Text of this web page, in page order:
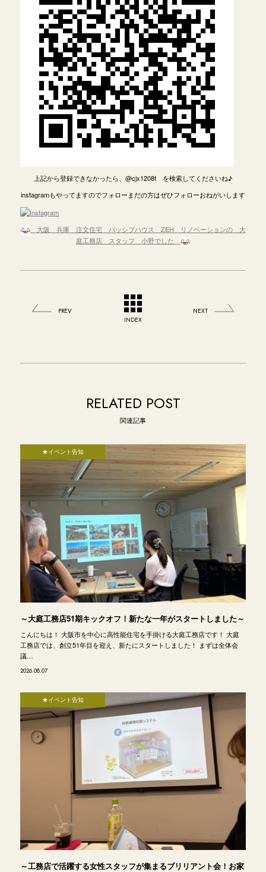
上記から登録できなかったら、@cjx1208f を検索してくださいね♪
instagramもやってますのでフォローまだの方はぜひフォローおねがいします
大阪 兵庫 注文住宅 パッシブハウス ZEH リノベーションの 大
庭工務店 スタッフ 小野でした
PREV
INDEX
NEXT
RELATED POST
関連記事
★イベント告知
～大庭工務店51期キックオフ！新たな一年がスタートしました～
こんにちは！ 大阪市を中心に高性能住宅を手掛ける大庭工務店です！ 大庭
工務店では、創立51年目を迎え、新たにスタートしました！ まずは全体会
議…
2026.08.07
★イベント告知
～工務店で活躍する女性スタッフが集まるブリリアント会！お家